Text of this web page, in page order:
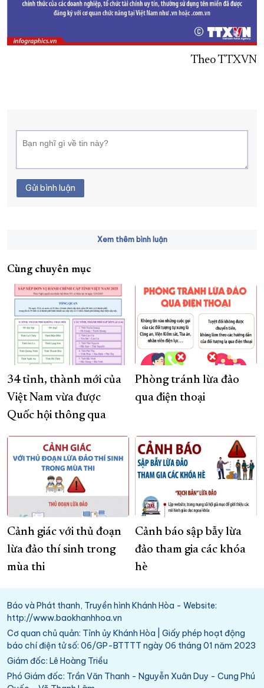
Theo TTXVN
Gửi bình luận
Xem thêm bình luận
Cùng chuyên mục
34 tỉnh, thành mới của
Việt Nam vừa được
Quốc hội thông qua
Phòng tránh lừa đảo
qua điện thoại
Cảnh giác với thủ đoạn
lừa đảo thí sinh trong
mùa thi
Cảnh báo sập bẫy lừa
đảo tham gia các khóa
hè
Báo và Phát thanh, Truyền hình Khánh Hòa - Website:
http://www.baokhanhhoa.vn
Cơ quan chủ quản: Tỉnh ủy Khánh Hòa | Giấy phép hoạt động
báo chí điện tử số: 06/GP-BTTTT ngày 06 tháng 01 năm 2023
Giám đốc: Lê Hoàng Triều
Phó Giám đốc: Trần Văn Thanh - Nguyễn Xuân Duy - Cung Phú